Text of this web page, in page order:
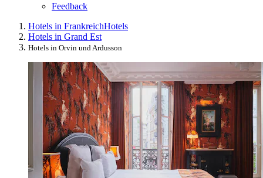
Feedback
Hotels in FrankreichHotels
Hotels in Grand Est
Hotels in Orvin und Ardusson